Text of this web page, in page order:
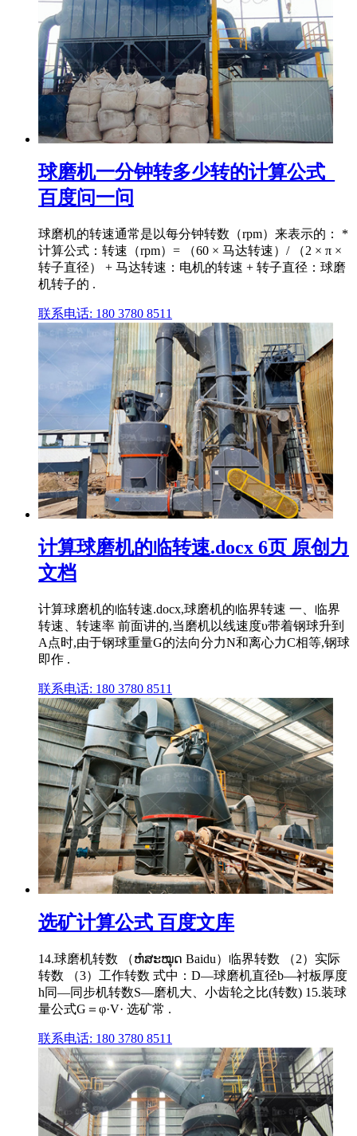
球磨机一分钟转多少转的计算公式_
百度问一问
球磨机的转速通常是以每分钟转数（rpm）来表示的： *
计算公式：转速（rpm）= （60 × 马达转速）/ （2 × π ×
转子直径） + 马达转速：电机的转速 + 转子直径：球磨
机转子的 .
联系电话: 180 3780 8511
计算球磨机的临转速.docx 6页 原创力
文档
计算球磨机的临转速.docx,球磨机的临界转速 一、临界
转速、转速率 前面讲的,当磨机以线速度υ带着钢球升到
A点时,由于钢球重量G的法向分力N和离心力C相等,钢球
即作 .
联系电话: 180 3780 8511
选矿计算公式 百度文库
14.球磨机转数 （ຫໍສະໝຸດ Baidu）临界转数 （2）实际
转数 （3）工作转数 式中：D—球磨机直径b—衬板厚度
h同—同步机转数S—磨机大、小齿轮之比(转数) 15.装球
量公式G＝φ·V· 选矿常 .
联系电话: 180 3780 8511